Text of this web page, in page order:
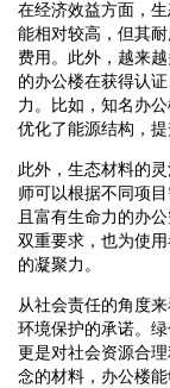
在经济效益方面，
能相对较高，但其
费用。此外，越来
的办公楼在获得认
力。比如，知名办
优化了能源结构，提
此外，生态材料的
师可以根据不同项
且富有生命力的办
双重要求，也为使
的凝聚力。
从社会责任的角度
环境保护的承诺。
更是对社会资源合
念的材料，办公楼